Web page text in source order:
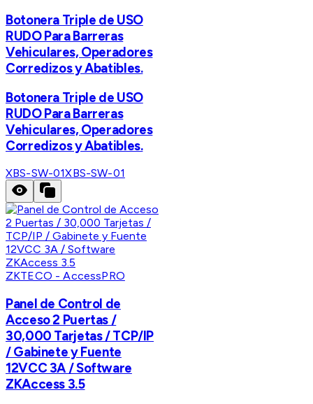
Botonera Triple de USO
RUDO Para Barreras
Vehiculares, Operadores
Corredizos y Abatibles.
Botonera Triple de USO
RUDO Para Barreras
Vehiculares, Operadores
Corredizos y Abatibles.
XBS-SW-01XBS-SW-01
ZKTECO - AccessPRO
Panel de Control de
Acceso 2 Puertas /
30,000 Tarjetas / TCP/IP
/ Gabinete y Fuente
12VCC 3A / Software
ZKAccess 3.5